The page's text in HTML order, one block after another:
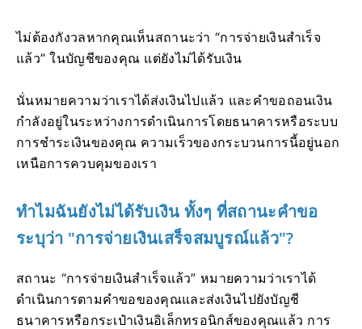
ไม่ต้องกังวลหากคุณเห็นสถานะว่า “การจ่ายเงินสำเร็จ
แล้ว” ในบัญชีของคุณ แต่ยังไม่ได้รับเงิน
นั่นหมายความว่าเราได้ส่งเงินไปแล้ว และคำขอถอนเงิน
กำลังอยู่ในระหว่างการดำเนินการโดยธนาคารหรือระบบ
การชำระเงินของคุณ ความเร็วของกระบวนการนี้อยู่นอก
เหนือการควบคุมของเรา
ทำไมฉันยังไม่ได้รับเงิน ทั้งๆ ที่สถานะคำขอ
ระบุว่า "การจ่ายเงินเสร็จสมบูรณ์แล้ว"?
สถานะ “การจ่ายเงินสำเร็จแล้ว” หมายความว่าเราได้
ดำเนินการตามคำขอของคุณและส่งเงินไปยังบัญชี
ธนาคารหรือกระเป๋าเงินอิเล็กทรอนิกส์ของคุณแล้ว การ